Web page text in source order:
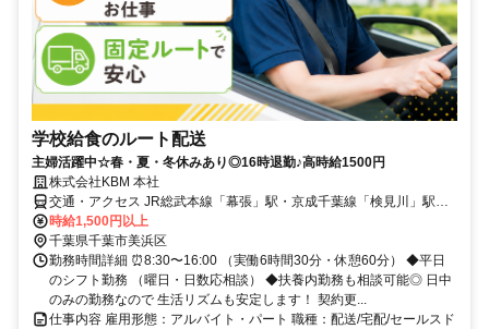
学校給食のルート配送
主婦活躍中☆春・夏・冬休みあり◎16時退勤♪高時給1500円
株式会社KBM 本社
交通・アクセス JR総武本線「幕張」駅・京成千葉線「検見川」駅か
ら車7～8分／車・バイク通勤OK
時給1,500円以上
千葉県千葉市美浜区
勤務時間詳細 ⏰8:30〜16:00 （実働6時間30分・休憩60分） ◆平日
のシフト勤務 （曜日・日数応相談） ◆扶養内勤務も相談可能◎ 日中
のみの勤務なので 生活リズムも安定します！ 契約更...
仕事内容 雇用形態：アルバイト・パート 職種：配送/宅配/セールスド